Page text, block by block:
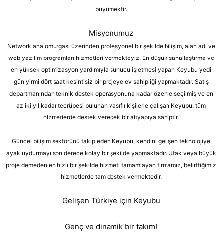
büyümektir.
Misyonumuz
Network ana omurgası üzerinden profesyonel bir şekilde bilişim, alan adı ve
web yazılım programları hizmetleri vermekteyiz. En düşük sanallaştırma ve
en yüksek optimizasyon yardımıyla sunucu işletmesi yapan Keyubu yedi
gün yirmi dört saat kesintisiz bir projeye ev sahipliği yapmaktadır. Satış
departmanından teknik destek operasyonuna kadar özenle seçilmiş ve en
az iki yıl kadar tecrübesi bulunan vasıflı kişilerle çalışan Keyubu, tüm
hizmetlerde destek verecek bir altyapıya sahiptir.
Güncel bilişim sektörünü takip eden Keyubu, kendini gelişen teknolojiye
ayak uydurmayı son derece kolay bir şekilde yapmaktadır. Ufak veya büyük
proje demeden en hızlı bir şekilde hizmeti tamamlayan firmamız, belirttiğimiz
hizmetlerde tam destek vermektedir.
Gelişen Türkiye için Keyubu
Genç ve dinamik bir takım!